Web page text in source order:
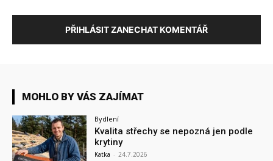
PŘIHLÁSIT ZANECHAT KOMENTÁŘ
MOHLO BY VÁS ZAJÍMAT
Bydlení
Kvalita střechy se nepozná jen podle
krytiny
Katka - 24.7.2026